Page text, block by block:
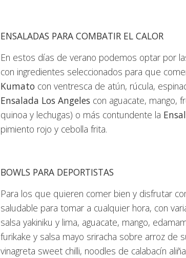
ENSALADAS PARA COMBATIR EL CALOR
En estos días de verano podemos optar por
con ingredientes seleccionados para que
Kumato con ventresca de atún, rúcula,
Ensalada Los Angeles con aguacate, mango,
quinoa y lechugas) o más contundente la
pimiento rojo y cebolla frita.
BOWLS PARA DEPORTISTAS
Para los que quieren comer bien y disfrutar
saludable para tomar a cualquier hora, con
salsa yakiniku y lima, aguacate, mango,
furikake y salsa mayo sriracha sobre arroz de
vinagreta sweet chilli, noodles de calabacín